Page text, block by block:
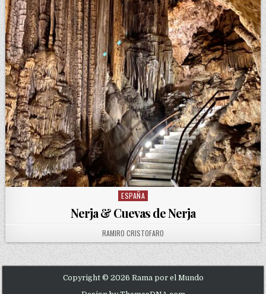
Posted in
ESPAÑA
Nerja & Cuevas de Nerja
AUTHOR:
RAMIRO CRISTOFARO
Copyright © 2026 Rama por el Mundo